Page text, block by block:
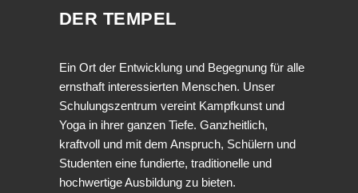
DER TEMPEL
Ein Ort der Entwicklung und Begegnung für alle
ernsthaft interessierten Menschen. Unser
Schulungszentrum vereint Kampfkunst und
Yoga in ihrer ganzen Tiefe. Ganzheitlich,
kraftvoll und mit dem Anspruch, Schülern und
Studenten eine fundierte, traditionelle und
hochwertige Ausbildung zu bieten.